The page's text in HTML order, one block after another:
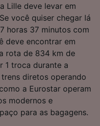
Lille deve levar em
você quiser chegar lá
horas 37 minutos com
deve encontrar em
rota de 834 km de
1 troca durante a
diretos operando
a Eurostar operam
modernos e
para as bagagens.